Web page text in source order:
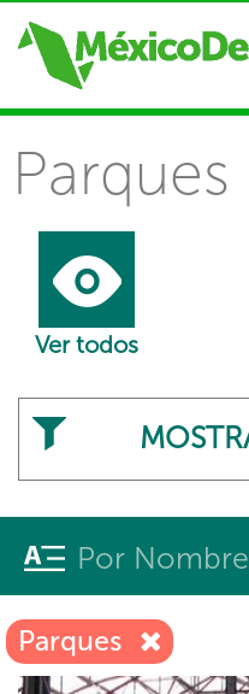
Parques
Ver todos
Por Nombre
Parques